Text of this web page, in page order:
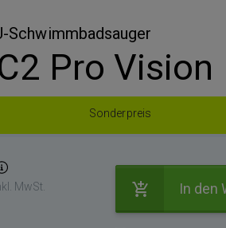
Schwimmbadsauger
Pro Vision
Sonderpreis
MwSt.
In den